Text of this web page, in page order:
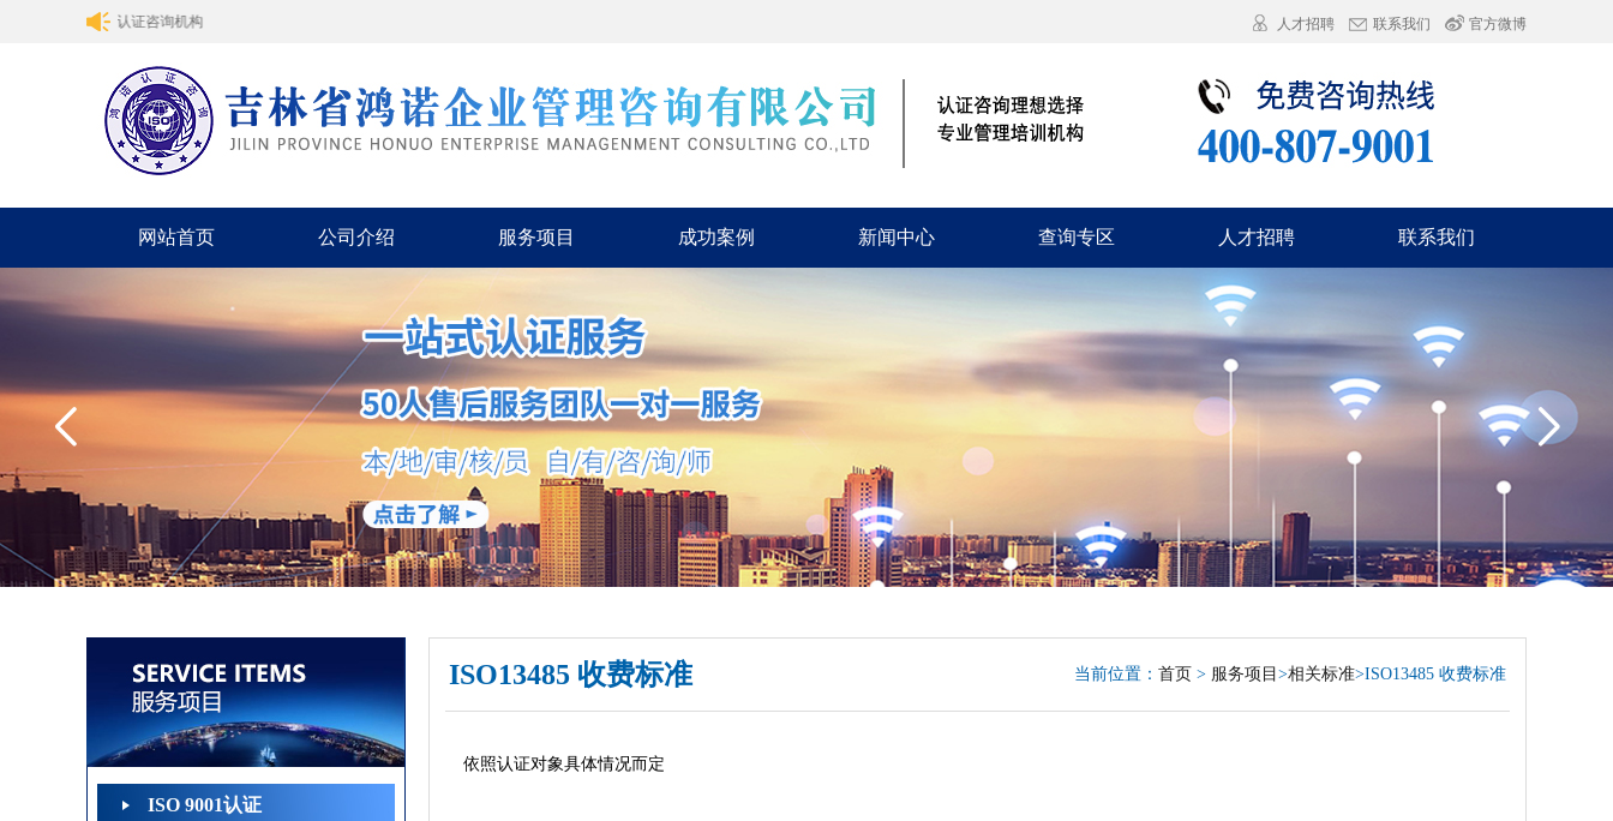
吉林省鸿诺认证咨询机构 官方微博
联系我们
人才招聘
网站首页 公司介绍 服务项目 成功案例 新闻中心 查询专区 人才招聘 联系我们
ISO 9001认证
ISO13485 收费标准 当前位置： 首页 > 服务项目 >相关标准>ISO13485 收费标准
依照认证对象具体情况而定